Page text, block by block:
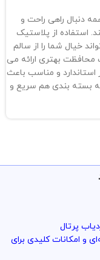
دنبال راهی راحت و
استفاده از پلاستیک
خیال شما را از سالم
محافظت بهتری ارائه می
استاندارد و مناسب باعث
بسته بندی هم سریع و
پرتال
و امکانات کلیدی برای